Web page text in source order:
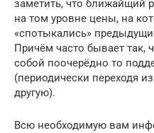
заметить, что ближайщий
на том уровне цены, на
«спотыкались»
Причём часто бывает так,
собой поочерёдно то
(периодически переходя
другую).
Всю необходимую вам